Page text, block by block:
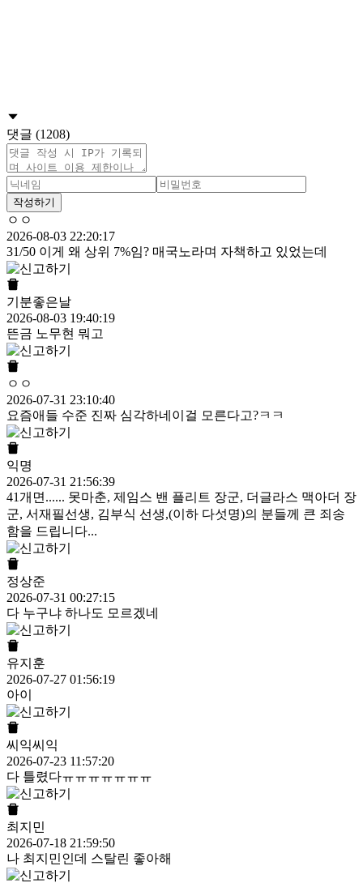
댓글 (1208)
작성하기
ㅇㅇ
2026-08-03 22:20:17
31/50 이게 왜 상위 7%임? 매국노라며 자책하고 있었는데
기분좋은날
2026-08-03 19:40:19
뜬금 노무현 뭐고
ㅇㅇ
2026-07-31 23:10:40
요즘애들 수준 진짜 심각하네이걸 모른다고?ㅋㅋ
익명
2026-07-31 21:56:39
41개면...... 못마춘, 제임스 밴 플리트 장군, 더글라스 맥아더 장
군, 서재필선생, 김부식 선생,(이하 다섯명)의 분들께 큰 죄송
함을 드립니다...
정상준
2026-07-31 00:27:15
다 누구냐 하나도 모르겠네
유지훈
2026-07-27 01:56:19
아이
씨익씨익
2026-07-23 11:57:20
다 틀렸다ㅠㅠㅠㅠㅠㅠㅠ
최지민
2026-07-18 21:59:50
나 최지민인데 스탈린 좋아해